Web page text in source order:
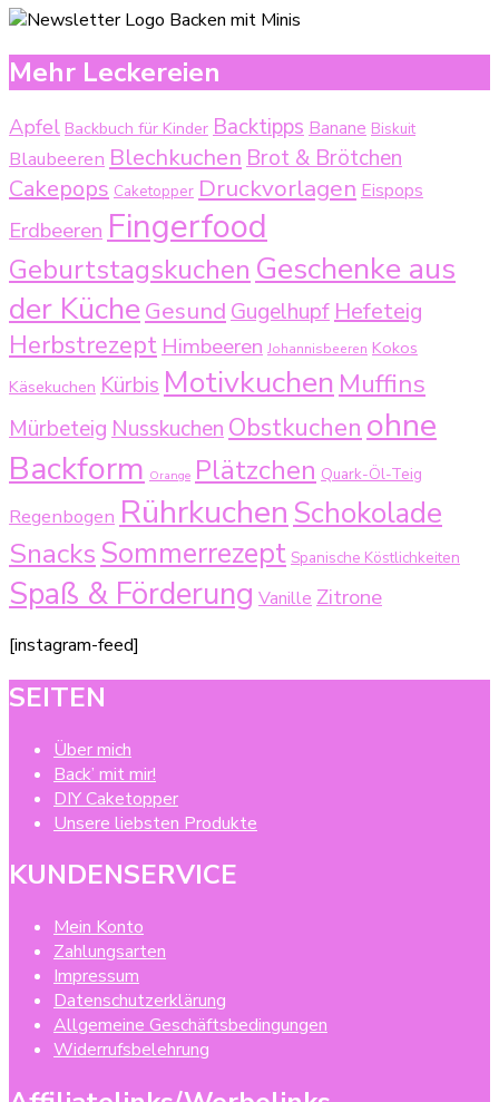
Mehr Leckereien
Apfel Backbuch für Kinder Backtipps Banane Biskuit
Blaubeeren Blechkuchen Brot & Brötchen
Cakepops Caketopper Druckvorlagen Eispops
Erdbeeren Fingerfood
Geburtstagskuchen Geschenke aus
der KücheGesund Gugelhupf Hefeteig
Herbstrezept Himbeeren Johannisbeeren Kokos
Käsekuchen Kürbis Motivkuchen Muffins
Mürbeteig Nusskuchen Obstkuchen ohne
Backform Orange Plätzchen Quark-Öl-Teig
Regenbogen Rührkuchen Schokolade
SnacksSommerrezept Spanische Köstlichkeiten
Spaß & Förderung Vanille Zitrone
[instagram-feed]
SEITEN
Über mich
Back’ mit mir!
DIY Caketopper
Unsere liebsten Produkte
KUNDENSERVICE
Mein Konto
Zahlungsarten
Impressum
Datenschutzerklärung
Allgemeine Geschäftsbedingungen
Widerrufsbelehrung